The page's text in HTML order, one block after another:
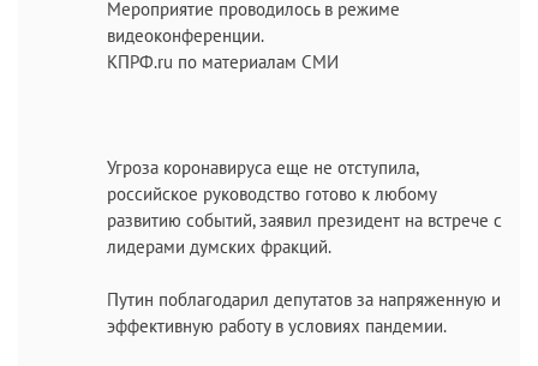
Мероприятие проводилось в режиме
видеоконференции.
КПРФ.ru по материалам СМИ
Угроза коронавируса еще не отступила,
российское руководство готово к любому
развитию событий, заявил президент на встрече с
лидерами думских фракций.
Путин поблагодарил депутатов за напряженную и
эффективную работу в условиях пандемии.